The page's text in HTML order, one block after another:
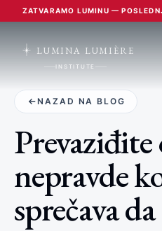
ZATVARAMO LUMINU —
LUMINA LUMIÈRE
INSTITUTE
NAZAD NA BLOG
Prevaziđite
nepravde
sprečava